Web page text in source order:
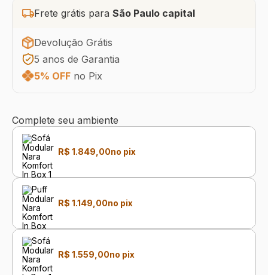
Frete grátis para São Paulo capital
Devolução Grátis
5 anos de Garantia
5% OFF no Pix
Complete seu ambiente
R$ 1.849,00no pix
R$ 1.149,00no pix
R$ 1.559,00no pix